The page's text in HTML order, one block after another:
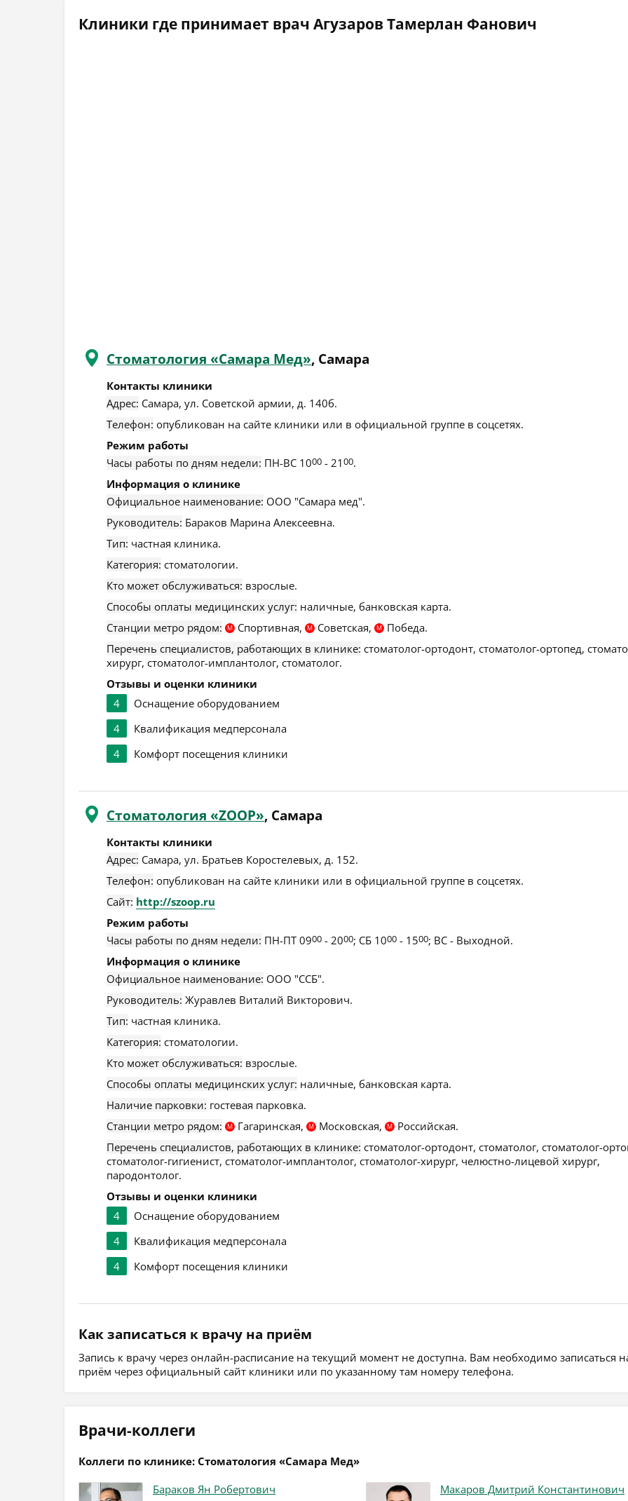
Клиники где принимает врач Агузаров Тамерлан Фанович
Стоматология «Самара Мед», Самара
Контакты клиники
Адрес: Самара, ул. Советской армии, д. 140б.
Телефон: опубликован на сайте клиники или в официальной группе в соцсетях.
Режим работы
Часы работы по дням недели: ПН-ВС 1000 - 2100.
Информация о клинике
Официальное наименование: ООО "Самара мед".
Руководитель: Бараков Марина Алексеевна.
Тип: частная клиника.
Категория: стоматологии.
Кто может обслуживаться: взрослые.
Способы оплаты медицинских услуг: наличные, банковская карта.
Станции метро рядом:
М Спортивная, М Советская, М
Победа.
Перечень специалистов, работающих в клинике: стоматолог-ортодонт, стоматолог-ортопед,
хирург, стоматолог-имплантолог, стоматолог.
Отзывы и оценки клиники
4
Оснащение оборудованием
4
Квалификация медперсонала
4
Комфорт посещения клиники
Стоматология «ZOOP», Самара
Контакты клиники
Адрес: Самара, ул. Братьев Коростелевых, д. 152.
Телефон: опубликован на сайте клиники или в официальной группе в соцсетях.
Сайт: http://szoop.ru
Режим работы
Часы работы по дням недели: ПН-ПТ 0900 - 2000; СБ 1000 - 1500; ВС - Выходной.
Информация о клинике
Официальное наименование: ООО "ССБ".
Руководитель: Журавлев Виталий Викторович.
Тип: частная клиника.
Категория: стоматологии.
Кто может обслуживаться: взрослые.
Способы оплаты медицинских услуг: наличные, банковская карта.
Наличие парковки: гостевая парковка.
Станции метро рядом:
М Гагаринская, М Московская, М
Российская.
Перечень специалистов, работающих в клинике: стоматолог-ортодонт, стоматолог, стоматолог-
стоматолог-гигиенист, стоматолог-имплантолог, стоматолог-хирург, челюстно-лицевой хирург,
пародонтолог.
Отзывы и оценки клиники
4
Оснащение оборудованием
4
Квалификация медперсонала
4
Комфорт посещения клиники
Как записаться к врачу на приём
Запись к врачу через онлайн-расписание на текущий момент не доступна. Вам необходимо записаться
приём через официальный сайт клиники или по указанному там номеру телефона.
Врачи-коллеги
Коллеги по клинике: Стоматология «Самара Мед»
Бараков Ян Робертович
Макаров Дмитрий Константинович